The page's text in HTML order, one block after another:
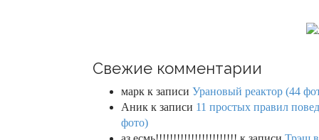
Свежие комментарии
марк к записи Урановый реактор (44
Аник к записи 11 простых правил
фото)